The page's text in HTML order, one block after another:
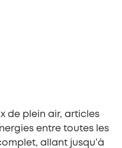
de plein air, articles
entre toutes les
allant jusqu’à